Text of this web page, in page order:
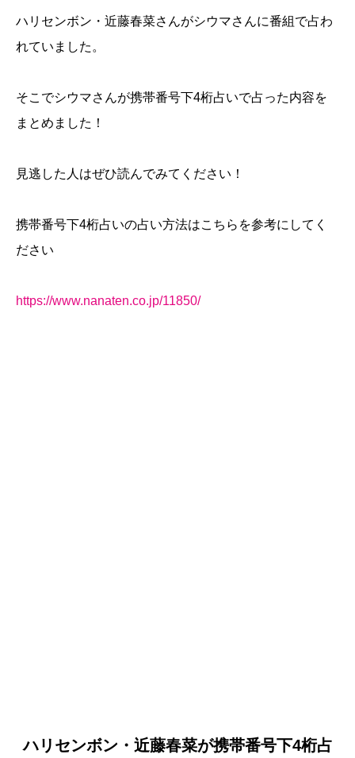
ハリセンボン・近藤春菜さんがシウマさんに番組で占わ
れていました。
そこでシウマさんが携帯番号下4桁占いで占った内容を
まとめました！
見逃した人はぜひ読んでみてください！
携帯番号下4桁占いの占い方法はこちらを参考にしてく
ださい
https://www.nanaten.co.jp/11850/
ハリセンボン・近藤春菜が携帯番号下4桁占